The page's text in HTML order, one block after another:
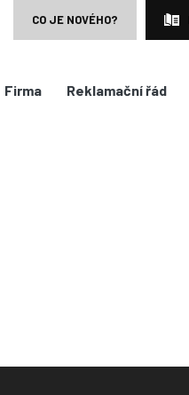
CO JE NOVÉHO?
Firma Reklamační řád